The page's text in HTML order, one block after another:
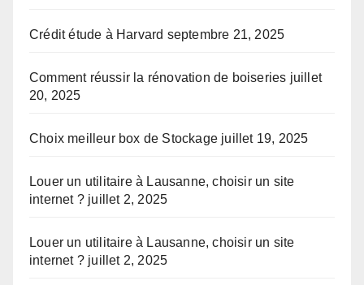
Crédit étude à Harvard septembre 21, 2025
Comment réussir la rénovation de boiseries juillet
20, 2025
Choix meilleur box de Stockage juillet 19, 2025
Louer un utilitaire à Lausanne, choisir un site
internet ? juillet 2, 2025
Louer un utilitaire à Lausanne, choisir un site
internet ? juillet 2, 2025